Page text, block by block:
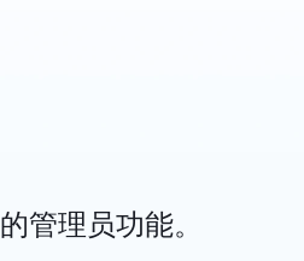
的管理员功能。